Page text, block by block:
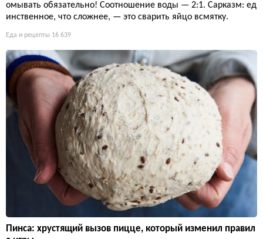
омывать обязательно! Соотношение воды — 2:1. Сарказм: ед
инственное, что сложнее, — это сварить яйцо всмятку.
Еда и рецепты 16 639
Пинса: хрустящий вызов пицце, который изменил правил